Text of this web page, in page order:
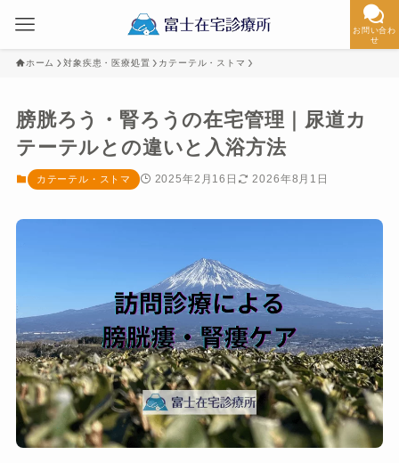
お問い合わ
せ
ホーム 対象疾患・医療処置 カテーテル・ストマ
膀胱ろう・腎ろうの在宅管理｜尿道カ
テーテルとの違いと入浴方法
カテーテル・ストマ 2025年2月16日 2026年8月1日